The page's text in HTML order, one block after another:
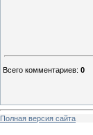
Всего комментариев: 0
Полная версия сайта